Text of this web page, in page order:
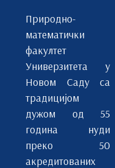
Природно-
математички
факултет
Универзитета у
Новом Саду са
традицијом
дужом од 55
година нуди
преко 50
акредитованих